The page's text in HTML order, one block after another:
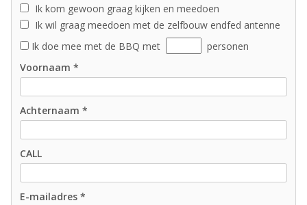
Ik kom gewoon graag kijken en meedoen
Ik wil graag meedoen met de zelfbouw endfed antenne
Ik doe mee met de BBQ met
personen
Voornaam *
Achternaam *
CALL
E-mailadres *